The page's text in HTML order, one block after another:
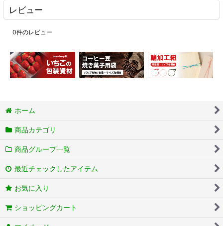
レビュー
0件のレビュー
ホーム
商品カテゴリ
商品グループ一覧
最近チェックしたアイテム
お気に入り
ショッピングカート